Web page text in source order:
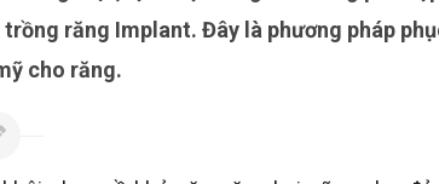
răng Implant. Đây là phương pháp
cho răng.